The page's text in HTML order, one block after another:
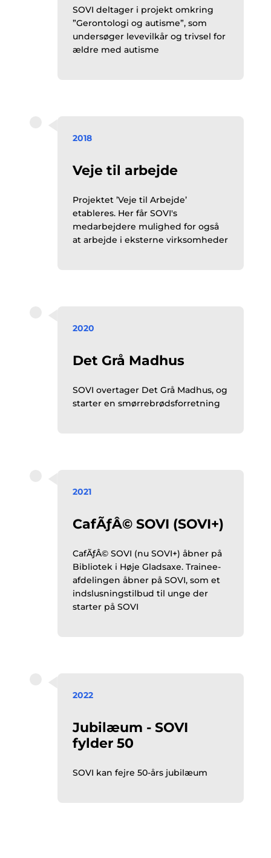
SOVI deltager i projekt omkring
”Gerontologi og autisme”, som
undersøger levevilkår og trivsel for
ældre med autisme
2018
Veje til arbejde
Projektet ’Veje til Arbejde’
etableres. Her får SOVI's
medarbejdere mulighed for også
at arbejde i eksterne virksomheder
2020
Det Grå Madhus
SOVI overtager Det Grå Madhus, og
starter en smørrebrødsforretning
2021
CafÃƒÂ© SOVI (SOVI+)
CafÃƒÂ© SOVI (nu SOVI+) åbner på
Bibliotek i Høje Gladsaxe. Trainee-
afdelingen åbner på SOVI, som et
indslusningstilbud til unge der
starter på SOVI
2022
Jubilæum - SOVI
fylder 50
SOVI kan fejre 50-års jubilæum